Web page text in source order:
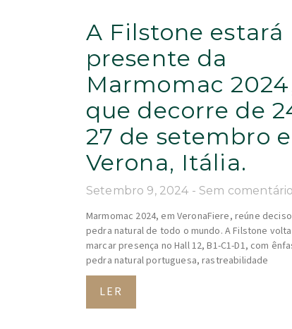
A Filstone estará
presente da
Marmomac
que decorre de
27 de setembro
Verona, Itália.
Setembro 9, 2024 Sem
Marmomac 2024, em VeronaFiere, reúne
pedra natural de todo o mundo. A Filstone
marcar presença no Hall 12, B1-C1-D1, com
pedra natural portuguesa, rastreabilidade
LER